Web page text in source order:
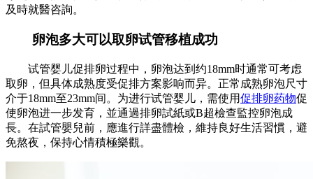
及時就醫咨詢。
卵泡多大可以取卵试管移植成功
试管婴儿促排卵过程中，卵泡达到约18mm时通常可考虑
取卵，但具体成熟度受促排方案影响而异。正常成熟卵泡尺寸
介于18mm至23mm间。为进行试管婴儿，需使用促排卵药物促
使卵泡进一步发育，並通過排卵試紙或B超檢查監控卵泡成
長。在試管嬰兒前，應進行詳盡體檢，維持良好生活習慣，避
免熬夜，保持心情積極樂觀。